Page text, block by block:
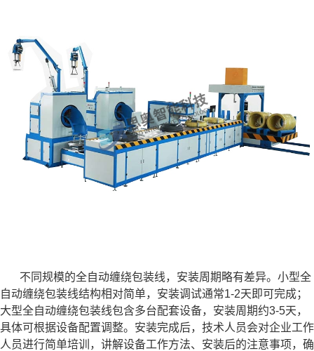
不同规模的全自动缠绕包装线，安装周期略有差异。小型全
自动缠绕包装线结构相对简单，安装调试通常1-2天即可完成；
大型全自动缠绕包装线包含多台配套设备，安装周期约3-5天，
具体可根据设备配置调整。安装完成后，技术人员会对企业工作
人员进行简单培训，讲解设备工作方法、安装后的注意事项，确